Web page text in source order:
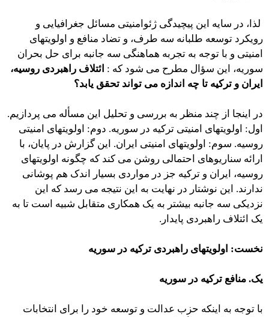
لذا، در سایه این پیچیدگی ژئوامنیتی مسائل جغرافیایی و
رویکرد توسعه طلبانه سه طرف، و تضاد منافع و اولویتهای
امنیتی و با توجه به تجربه هماهنگی سه جانبه برای حل بحران
سوریه، این سؤال مطرح می شود که : ائتلاف راهبردی روسیه،
ایران و ترکیه تا چه اندازه می تواند تحقق یابد؟
در اینجا از چند منظر به بررسی و تحلیل این مسأله می پردازیم.
اول: اولویتهای امنیتی ترکیه در سوریه. دوم: اولویتهای امنیتی
روسیه. سوم: اولویتهای امنیتی ایران. این گزارش در پایان، با
ارائه سناریوهای احتمالی روشن می کند که چگونه اولویتهای
روسیه، ایران و ترکیه جز در مواردی بسیار اندک هم پوشانی
ندارند. این نوشتار در نهایت به این نتیجه می رسد که این
نزدیکی سه جانبه بیشتر به یک همکاری متقابل شبیه است تا به
یک ائتلاف راهبردی پایدار.
نخست: اولویتهای راهبردی ترکیه در سوریه
یک. منافع ترکیه در سوریه
با توجه به اینکه حزب عدالت و توسعه خود را برای انتخابات